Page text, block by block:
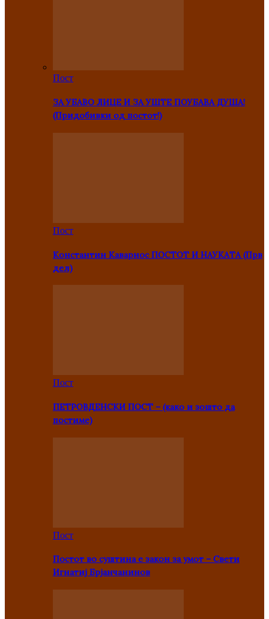
Пост
ЗА УБАВО ЛИЦЕ И ЗА УШТЕ ПОУБАВА ДУША!
(Придобивки од постот!)
Пост
Константин Каварнос ПОСТОТ И НАУКАТА (Прв
дел)
Пост
ПЕТРОВДЕНСКИ ПОСТ – (како и зошто да
постиме)
Пост
Постот во суштина е закон за умот – Свети
Игнатиј Брјанчанинов